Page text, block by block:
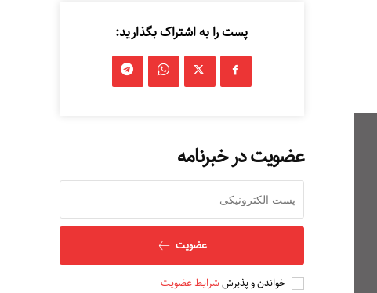
پست را به اشتراک بگذارید:
عضویت در خبرنامه
عضویت
خواندن و پذیرششرایط عضویت